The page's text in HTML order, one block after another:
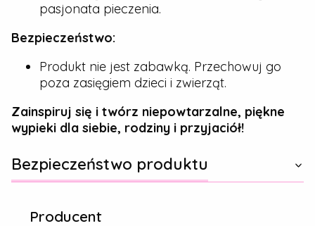
pasjonata pieczenia.
Bezpieczeństwo:
Produkt nie jest zabawką. Przechowuj go
poza zasięgiem dzieci i zwierząt.
Zainspiruj się i twórz niepowtarzalne, piękne
wypieki dla siebie, rodziny i przyjaciół!
Bezpieczeństwo produktu
Producent